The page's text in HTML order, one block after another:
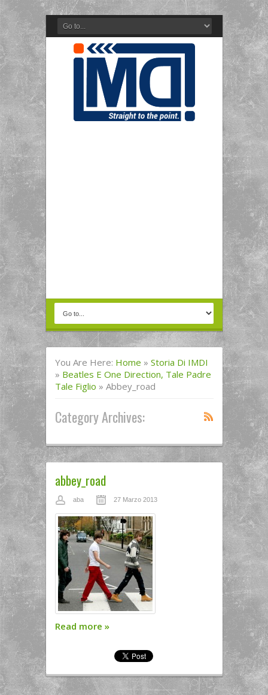
You Are Here: Home » Storia Di IMDI
» Beatles E One Direction, Tale Padre
Tale Figlio » Abbey_road
Category Archives:
abbey_road
aba 27 Marzo 2013
Read more »